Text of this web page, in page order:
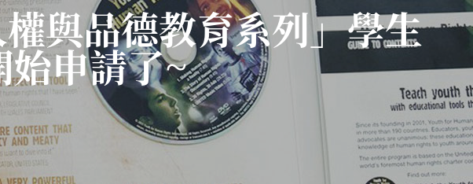
與品德教育系列」學生
始申請了~